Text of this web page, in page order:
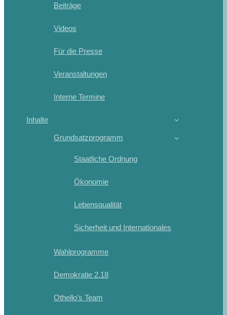
Beiträge
Videos
Für die Presse
Veranstaltungen
Interne Termine
Inhalte
Grundsatzprogramm
Staatliche Ordnung
Ökonomie
Lebensqualität
Sicherheit und Internationales
Wahlprogramme
Demokratie 2.18
Othello’s Team